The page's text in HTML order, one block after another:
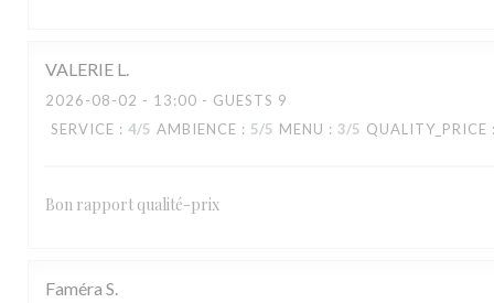
VALERIE L
2026-08-02 - 13:00 - GUESTS 9
SERVICE : 4/5 AMBIENCE : 5/5 MENU : 3/5 QUALITY_PRICE
Bon rapport qualité-prix
Faméra S